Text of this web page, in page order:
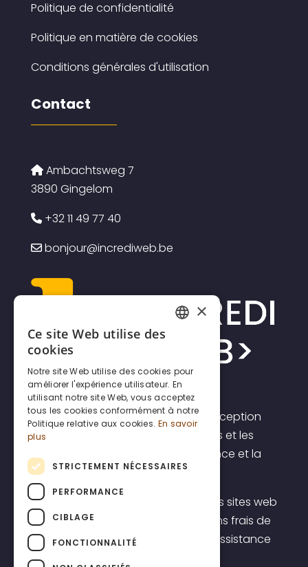
Politique de confidentialité
Politique en matière de cookies
Conditions générales d'utilisation
Contact
Ambachtsweg 7
3890 Gingelom
+32 11 49 77 40
bonjour@incrediweb.be
Incrediweb est une agence de conception
de sites web pour les indépendants et les
PME. Nous croyons en la transparence et la
prévisibilité.
C'est pourquoi nous proposons des sites web
à un prix forfaitaire transparent, sans frais de
démarrage élevés, y compris une assistance
belge de premier ordre.
DUTCH
ENGLISH
×
Ce site Web utilise des
cookies
Notre site Web utilise des cookies pour
améliorer l'expérience utilisateur. En
utilisant notre site Web, vous acceptez
tous les cookies conformément à notre
Politique relative aux cookies. En savoir
plus
STRICTEMENT NÉCESSAIRES
PERFORMANCE
CIBLAGE
FONCTIONNALITÉ